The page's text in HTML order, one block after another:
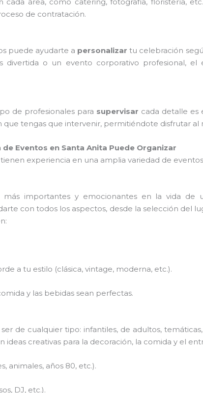
de contratación.
puede ayudarte a personalizar tu celebración
divertida o un evento corporativo profesional,
de profesionales para supervisar cada detalle es
que tengas que intervenir, permitiéndote disfrutar al
Eventos en Santa Anita Puede Organizar
tienen experiencia en una amplia variedad de
importantes y emocionantes en la vida de
con todos los aspectos, desde la selección del
a tu estilo (clásica, vintage, moderna, etc.).
y las bebidas sean perfectas.
de cualquier tipo: infantiles, de adultos,
ideas creativas para la decoración, la comida y el
animales, años 80, etc.).
DJ, etc.).